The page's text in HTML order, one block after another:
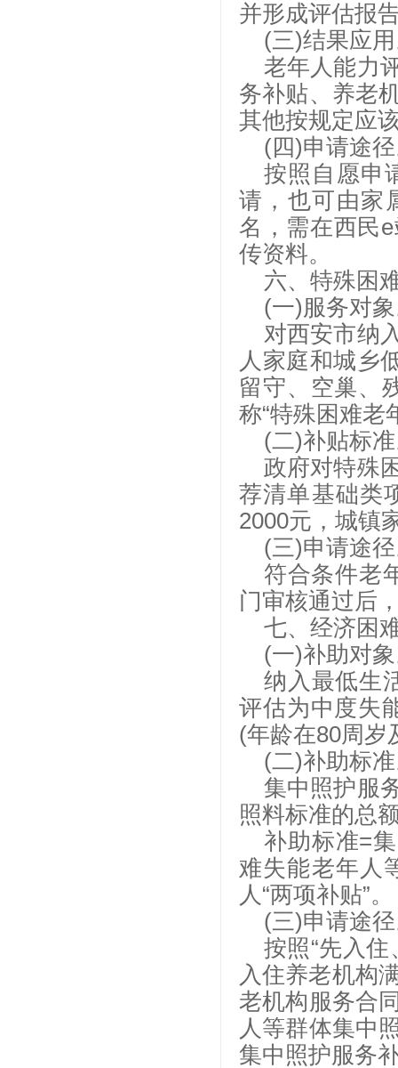
并形成评估报
(三)结果应
老年人能力
务补贴、养老
其他按规定应
(四)申请途
按照自愿申
请，也可由家
名，需在西民
传资料。
六、特殊困
(一)服务对
对西安市纳
人家庭和城乡
留守、空巢、
称“特殊困难老
(二)补贴标
政府对特殊
荐清单基础类
2000元，城镇
(三)申请途
符合条件老
门审核通过后
七、经济困
(一)补助对
纳入最低生
评估为中度失
(年龄在80周岁
(二)补助标
集中照护服
照料标准的总
补助标准=
难失能老年人
人“两项补贴”。
(三)申请途
按照“先入
入住养老机构
老机构服务合
人等群体集中
集中照护服务